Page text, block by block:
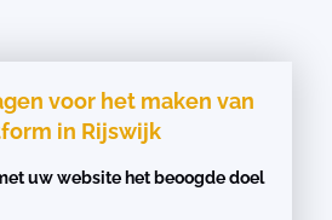
voor het maken van
in Rijswijk
uw website het beoogde doel